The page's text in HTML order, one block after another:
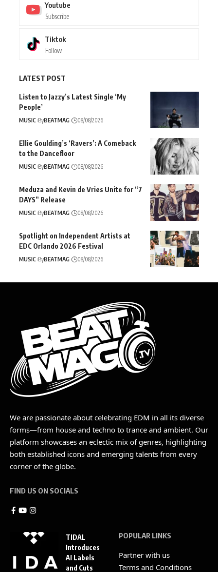
Youtube
Subscribe
Tiktok
Follow
LATEST POST
Listen to Jazzy’s Latest Single ‘My
People’
MUSIC ByBEATMAG 08/08/2026
Ellie Goulding’s ‘Ravers’: A Comeback
to the Dancefloor
MUSIC ByBEATMAG 08/08/2026
Meduza and Kevin de Vries Unite for “7
DAYS” Release
MUSIC ByBEATMAG 08/08/2026
Spotlight on Independent Artists at
EDC Orlando 2026 Festival
MUSIC ByBEATMAG 08/08/2026
We are passionate about celebrating EDM in all its diverse
forms—from house and techno to trance and ambient. Our
platform showcases an eclectic mix of genres, highlighting
both established icons and emerging talents from every
corner of the globe.
FIND US ON SOCIALS
TIDAL
Introduces
AI Labels
and Cuts
POPULAR LINKS
Partner with us
Terms and Conditions